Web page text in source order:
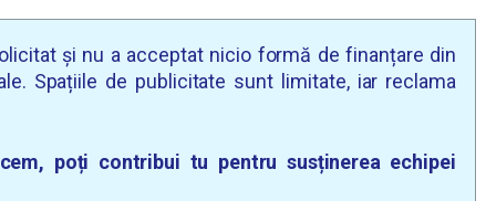
și nu a acceptat nicio formă de finanțare din
Spațiile de publicitate sunt limitate, iar reclama
poți contribui tu pentru susținerea echipei